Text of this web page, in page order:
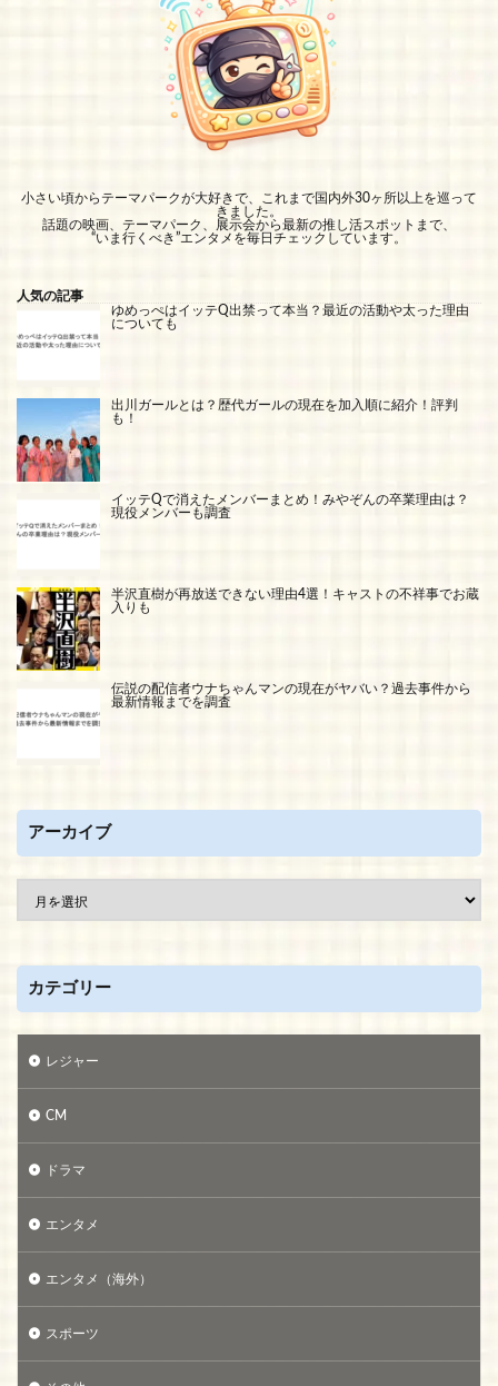
小さい頃からテーマパークが大好きで、これまで国内外30ヶ所以上を巡って
きました。
話題の映画、テーマパーク、展示会から最新の推し活スポットまで、
“いま行くべき”エンタメを毎日チェックしています。
人気の記事
ゆめっぺはイッテQ出禁って本当？最近の活動や太った理由
についても
出川ガールとは？歴代ガールの現在を加入順に紹介！評判
も！
イッテQで消えたメンバーまとめ！みやぞんの卒業理由は？
現役メンバーも調査
半沢直樹が再放送できない理由4選！キャストの不祥事でお蔵
入りも
伝説の配信者ウナちゃんマンの現在がヤバい？過去事件から
最新情報までを調査
アーカイブ
カテゴリー
レジャー
CM
ドラマ
エンタメ
エンタメ（海外）
スポーツ